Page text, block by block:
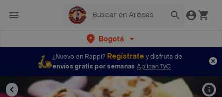
Bogotá
¿Nuevo en Rappi? Regístratey disfruta de
envíos gratis por semanas Aplican TyC